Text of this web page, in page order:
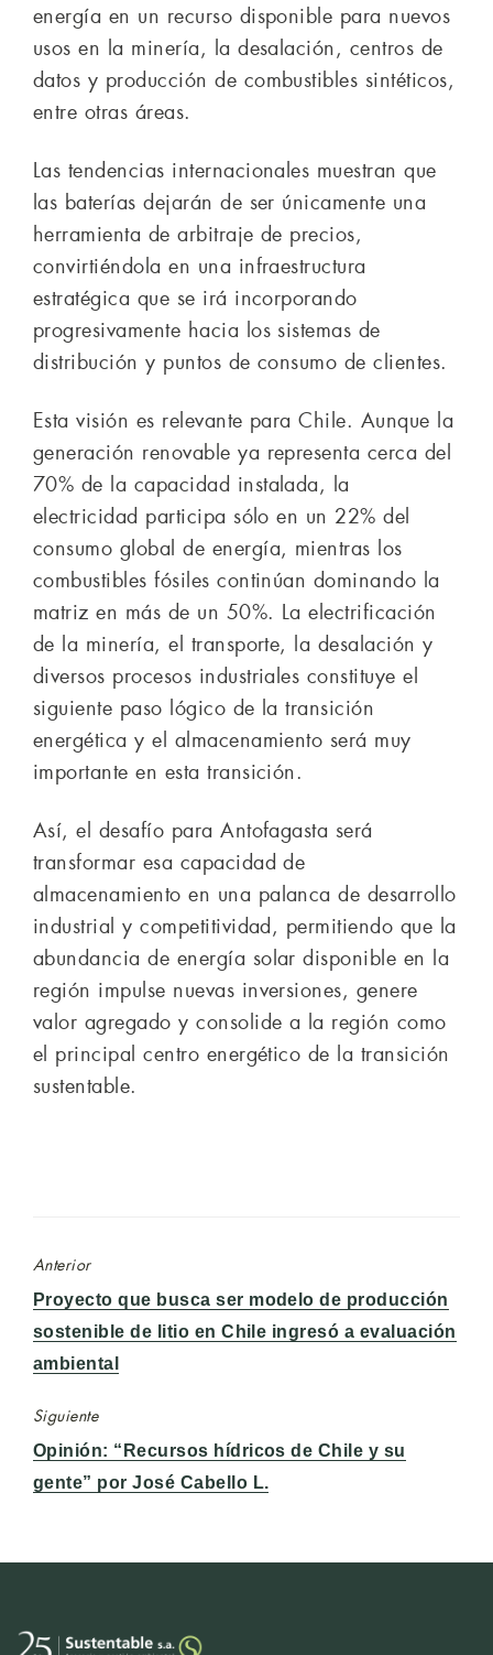
energía en un recurso disponible para nuevos
usos en la minería, la desalación, centros de
datos y producción de combustibles sintéticos,
entre otras áreas.
Las tendencias internacionales muestran que
las baterías dejarán de ser únicamente una
herramienta de arbitraje de precios,
convirtiéndola en una infraestructura
estratégica que se irá incorporando
progresivamente hacia los sistemas de
distribución y puntos de consumo de clientes.
Esta visión es relevante para Chile. Aunque la
generación renovable ya representa cerca del
70% de la capacidad instalada, la
electricidad participa sólo en un 22% del
consumo global de energía, mientras los
combustibles fósiles continúan dominando la
matriz en más de un 50%. La electrificación
de la minería, el transporte, la desalación y
diversos procesos industriales constituye el
siguiente paso lógico de la transición
energética y el almacenamiento será muy
importante en esta transición.
Así, el desafío para Antofagasta será
transformar esa capacidad de
almacenamiento en una palanca de desarrollo
industrial y competitividad, permitiendo que la
abundancia de energía solar disponible en la
región impulse nuevas inversiones, genere
valor agregado y consolide a la región como
el principal centro energético de la transición
sustentable.
Anterior
Entrada
anterior:
Proyecto que busca ser modelo de producción
sostenible de litio en Chile ingresó a evaluación
ambiental
Siguiente
Entrada
siguiente:
Opinión: “Recursos hídricos de Chile y su
gente” por José Cabello L.